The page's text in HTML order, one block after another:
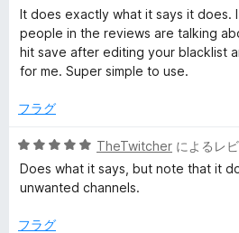
段
階
中
5
評
It does exactly what it says it does.
people in the reviews are talking
hit save after editing your blacklist
for me. Super simple to use.
フラグ
5
段
階
5
TheTwitcher によるレ
Does what it says, but note that it
unwanted channels.
フラグ